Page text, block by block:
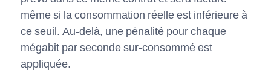
même si la consommation réelle est inférieure à
ce seuil. Au-delà, une pénalité pour chaque
mégabit par seconde sur-consommé est
appliquée.